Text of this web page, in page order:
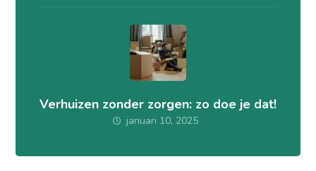
Verhuizen zonder zorgen: zo doe je dat!
januari 10, 2025